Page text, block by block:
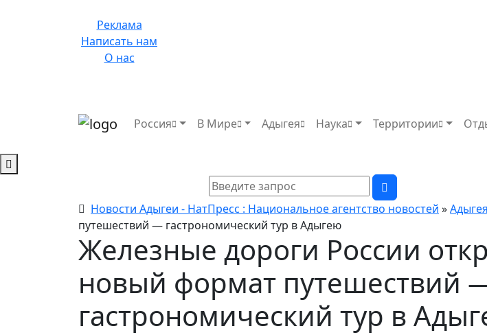
Реклама
Написать нам
О нас
Россия В Мире Адыгея Наука Территории
Новости Адыгеи - НатПресс : Национальное агентство новостей »Адыгея
путешествий — гастрономический тур в Адыгею
Железные дороги России
новый формат путешествий
гастрономический тур в